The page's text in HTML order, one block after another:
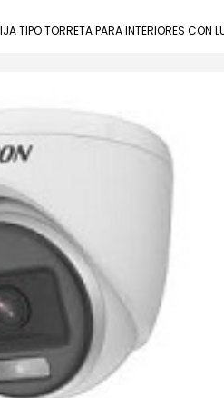
TIPO TORRETA PARA INTERIORES CON